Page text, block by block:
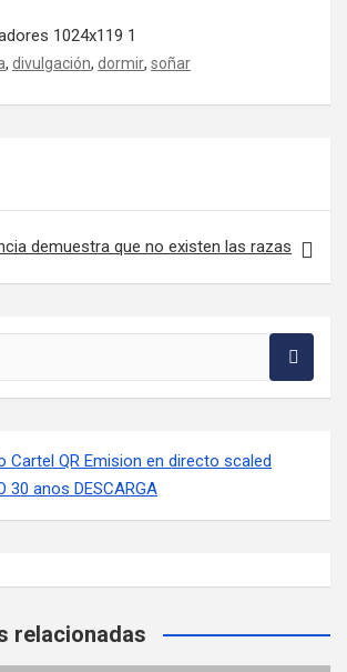
, divulgación, dormir, soñar
demuestra que no existen las razas
relacionadas